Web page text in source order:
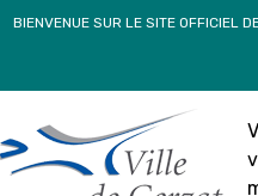
BIENVENUE SUR LE SITE OFFICIEL